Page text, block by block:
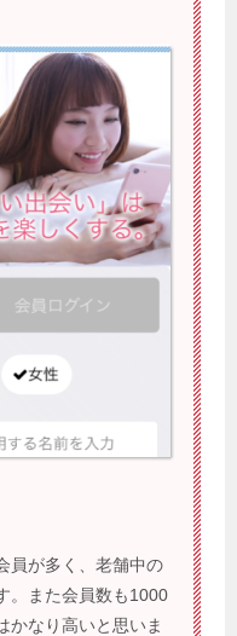
員が多く、老舗中の
。また会員数も1000
かなり高いと思いま